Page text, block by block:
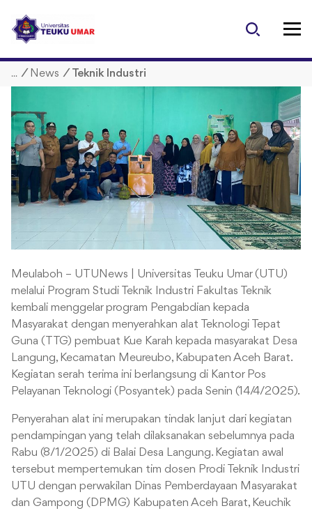
p
/ News / Teknik Industri
Meulaboh – UTUNews | Universitas Teuku Umar (UTU)
melalui Program Studi Teknik Industri Fakultas Teknik
kembali menggelar program Pengabdian kepada
Masyarakat dengan menyerahkan alat Teknologi Tepat
Guna (TTG) pembuat Kue Karah kepada masyarakat Desa
Langung, Kecamatan Meureubo, Kabupaten Aceh Barat.
Kegiatan serah terima ini berlangsung di Kantor Pos
Pelayanan Teknologi (Posyantek) pada Senin (14/4/2025).
Penyerahan alat ini merupakan tindak lanjut dari kegiatan
pendampingan yang telah dilaksanakan sebelumnya pada
Rabu (8/1/2025) di Balai Desa Langung. Kegiatan awal
tersebut mempertemukan tim dosen Prodi Teknik Industri
UTU dengan perwakilan Dinas Pemberdayaan Masyarakat
dan Gampong (DPMG) Kabupaten Aceh Barat, Keuchik